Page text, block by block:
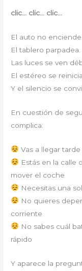
clic… clic… clic…
El auto no enciende.
El tablero parpadea.
Las luces se ven
El estéreo se reinicia.
Y el silencio se
En cuestión de
complica:
Vas a llegar tarde
Estás en la calle
mover el coche
Necesitas una
No quieres
corriente
No sabes cuál
rápido
Y aparece la